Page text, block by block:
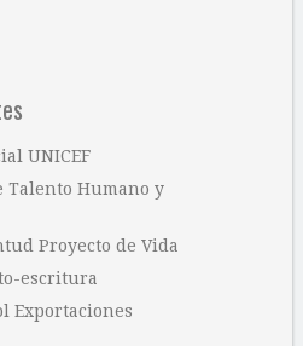
UNICEF
Talento Humano y
Proyecto de Vida
escritura
Exportaciones